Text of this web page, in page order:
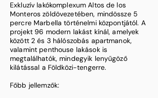
Exkluzív lakókomplexum Altos de los
Monteros zöldövezetében, mindössze 5
percre Marbella történelmi központjától. A
projekt 96 modern lakást kínál, amelyek
között 2 és 3 hálószobás apartmanok,
valamint penthouse lakások is
megtalálhatók, mindegyik lenyűgöző
kilátással a Földközi-tengerre. ​
Főbb jellemzők: